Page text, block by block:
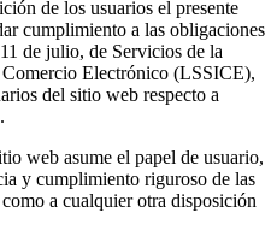
de los usuarios el presente
cumplimiento a las obligaciones
de julio, de Servicios de la
Electrónico (LSSICE),
del sitio web respecto a
web asume el papel de usuario,
y cumplimiento riguroso de las
a cualquier otra disposición